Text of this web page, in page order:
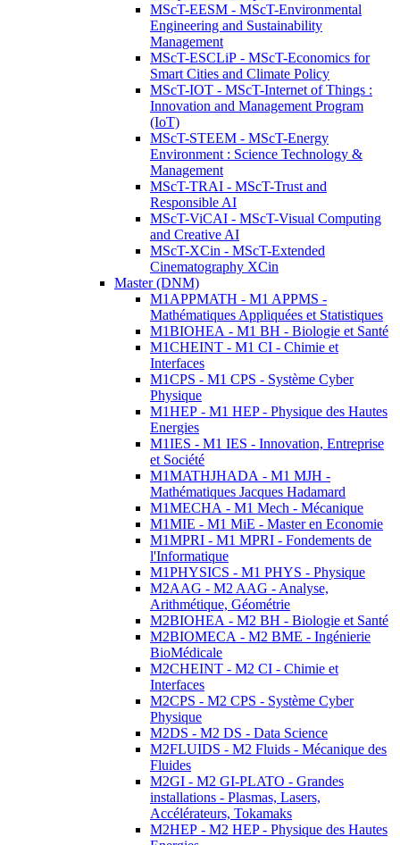
MScT-EESM - MScT-Environmental
Engineering and Sustainability
Management
MScT-ESCLiP - MScT-Economics for
Smart Cities and Climate Policy
MScT-IOT - MScT-Internet of Things :
Innovation and Management Program
(IoT)
MScT-STEEM - MScT-Energy
Environment : Science Technology &
Management
MScT-TRAI - MScT-Trust and
Responsible AI
MScT-ViCAI - MScT-Visual Computing
and Creative AI
MScT-XCin - MScT-Extended
Cinematography XCin
Master (DNM)
M1APPMATH - M1 APPMS -
Mathématiques Appliquées et Statistiques
M1BIOHEA - M1 BH - Biologie et Santé
M1CHEINT - M1 CI - Chimie et
Interfaces
M1CPS - M1 CPS - Système Cyber
Physique
M1HEP - M1 HEP - Physique des Hautes
Energies
M1IES - M1 IES - Innovation, Entreprise
et Société
M1MATHJHADA - M1 MJH -
Mathématiques Jacques Hadamard
M1MECHA - M1 Mech - Mécanique
M1MIE - M1 MiE - Master en Economie
M1MPRI - M1 MPRI - Fondements de
l'Informatique
M1PHYSICS - M1 PHYS - Physique
M2AAG - M2 AAG - Analyse,
Arithmétique, Géométrie
M2BIOHEA - M2 BH - Biologie et Santé
M2BIOMECA - M2 BME - Ingénierie
BioMédicale
M2CHEINT - M2 CI - Chimie et
Interfaces
M2CPS - M2 CPS - Système Cyber
Physique
M2DS - M2 DS - Data Science
M2FLUIDS - M2 Fluids - Mécanique des
Fluides
M2GI - M2 GI-PLATO - Grandes
installations - Plasmas, Lasers,
Accélérateurs, Tokamaks
M2HEP - M2 HEP - Physique des Hautes